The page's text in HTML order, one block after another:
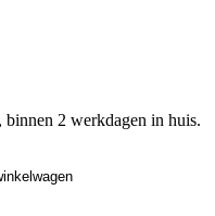
2 werkdagen in huis.